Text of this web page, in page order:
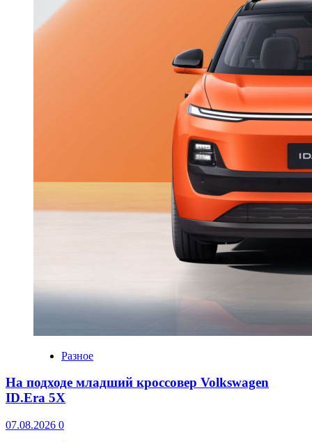
Разное
На подходе младший кроссовер Volkswagen
ID.Era 5X
07.08.2026 0